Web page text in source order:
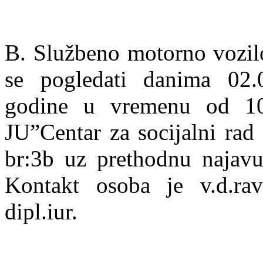
B. Službeno motorno
se pogledati danima
godine u vremenu od
JU”Centar za socijalni
br:3b uz prethodnu
Kontakt osoba je
dipl.iur.